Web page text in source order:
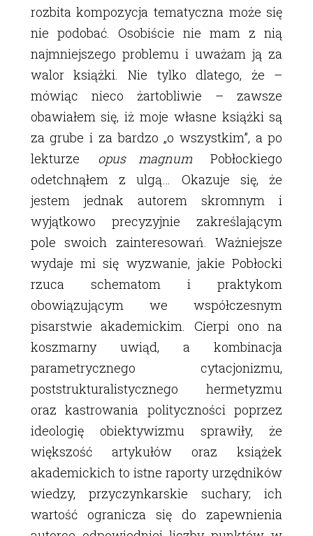
rozbita kompozycja tematyczna może się
nie podobać. Osobiście nie mam z nią
najmniejszego problemu i uważam ją za
walor książki. Nie tylko dlatego, że –
mówiąc nieco żartobliwie – zawsze
obawiałem się, iż moje własne książki są
za grube i za bardzo „o wszystkim”, a po
lekturze
opus magnum
Pobłockiego
odetchnąłem z ulgą… Okazuje się, że
jestem jednak autorem skromnym i
wyjątkowo precyzyjnie zakreślającym
pole swoich zainteresowań. Ważniejsze
wydaje mi się wyzwanie, jakie Pobłocki
rzuca schematom i praktykom
obowiązującym we współczesnym
pisarstwie akademickim. Cierpi ono na
koszmarny uwiąd, a kombinacja
parametrycznego cytacjonizmu,
poststrukturalistycznego hermetyzmu
oraz kastrowania polityczności poprzez
ideologię obiektywizmu sprawiły, że
większość artykułów oraz książek
akademickich to istne raporty urzędników
wiedzy, przyczynkarskie suchary; ich
wartość ogranicza się do zapewnienia